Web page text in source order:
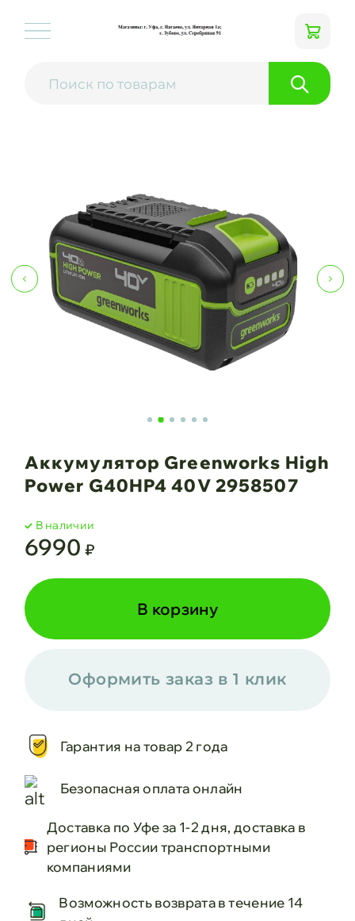
Аккумулятор Greenworks High
Power G40HP4 40V 2958507
В наличии
6990 ₽
В корзину
Оформить заказ в 1 клик
Гарантия на товар 2 года
Безопасная оплата онлайн
Доставка по Уфе за 1-2 дня, доставка в
регионы России транспортными
компаниями
Возможность возврата в течение 14